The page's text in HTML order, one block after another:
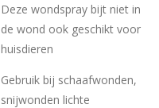
Deze wondspray bijt niet in
de wond ook geschikt voor
huisdieren
Gebruik bij schaafwonden,
snijwonden lichte